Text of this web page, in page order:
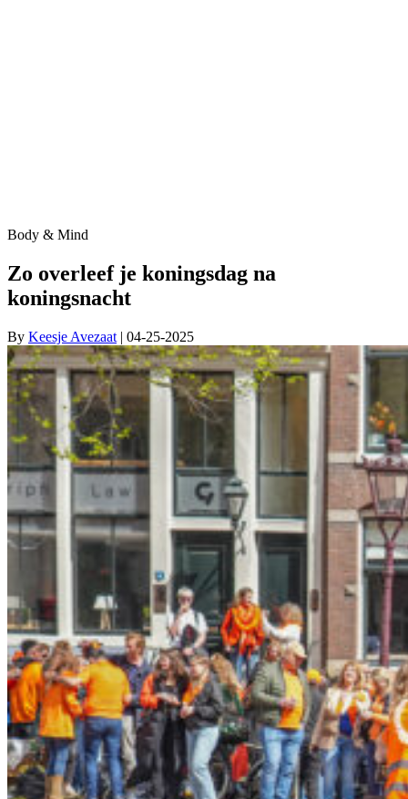
Body & Mind
Zo overleef je koningsdag na
koningsnacht
By Keesje Avezaat | 04-25-2025